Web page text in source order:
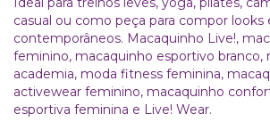
casual ou como peça para compor looks
contemporâneos. Macaquinho Live!,
feminino, macaquinho esportivo branco,
academia, moda fitness feminina,
activewear feminino, macaquinho
esportiva feminina e Live! Wear.